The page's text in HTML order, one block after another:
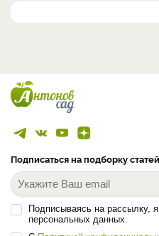
Подписаться на подборку статей
Подписываясь на рассылку,
персональных данных.